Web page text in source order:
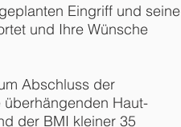
Eingriff und seine
und Ihre Wünsche
Abschluss der
Haut-
der BMI kleiner 35